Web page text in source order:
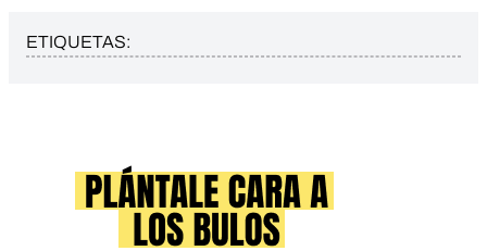
ETIQUETAS: